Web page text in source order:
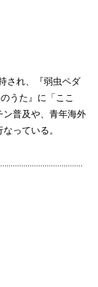
され、『弱虫ペダ
うた』に「ここ
ン普及や、青年海外
っている。